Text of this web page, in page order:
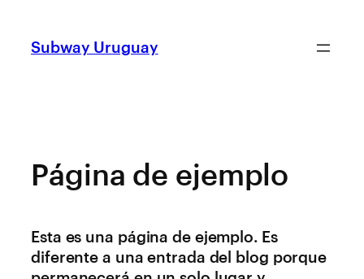
Subway Uruguay
Página de ejemplo
Esta es una página de ejemplo. Es
diferente a una entrada del blog porque